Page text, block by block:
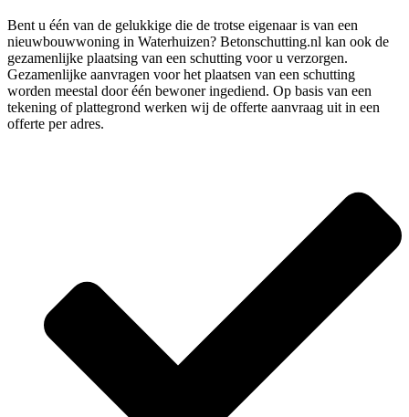
Bent u één van de gelukkige die de trotse eigenaar is van een
nieuwbouwwoning in Waterhuizen? Betonschutting.nl kan ook de
gezamenlijke plaatsing van een schutting voor u verzorgen.
Gezamenlijke aanvragen voor het plaatsen van een schutting
worden meestal door één bewoner ingediend. Op basis van een
tekening of plattegrond werken wij de offerte aanvraag uit in een
offerte per adres.